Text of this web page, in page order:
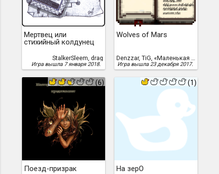
Мертвец или
стихийный колдунец
StalkerSleem, drag
Игра вышла 7 января 2018.
Wolves of Mars
Denzzar, TiG, «Маленькая стая»
Игра вышла 23 декабря 2017.
(6)
Поезд-призрак
(1)
На зерО